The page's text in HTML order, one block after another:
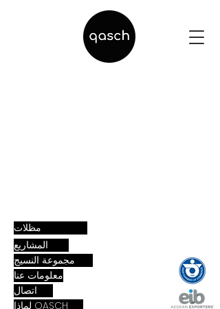
مظلات
المشاريع
مجموعة النسيج
معلومات عنا
اتصال
لماذا QASCH